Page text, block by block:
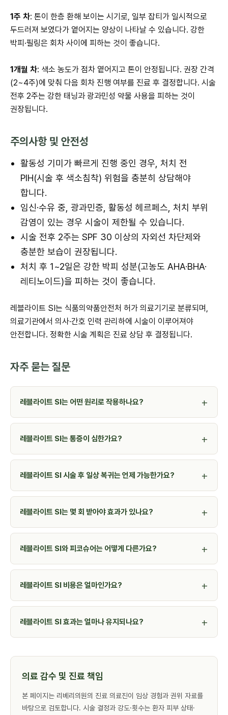
1주 차: 톤이 한층 환해 보이는 시기로, 일부 잡티가 일시적으로
두드러져 보였다가 옅어지는 양상이 나타날 수 있습니다. 강한
박피·필링은 회차 사이에 피하는 것이 좋습니다.
1개월 차: 색소 농도가 점차 옅어지고 톤이 안정됩니다. 권장 간격
(2~4주)에 맞춰 다음 회차 진행 여부를 진료 후 결정합니다. 시술
전후 2주는 강한 태닝과 광과민성 약물 사용을 피하는 것이
권장됩니다.
주의사항 및 안전성
활동성 기미가 빠르게 진행 중인 경우, 처치 전
PIH(시술 후 색소침착) 위험을 충분히 상담해야
합니다.
임신·수유 중, 광과민증, 활동성 헤르페스, 처치 부위
감염이 있는 경우 시술이 제한될 수 있습니다.
시술 전후 2주는 SPF 30 이상의 자외선 차단제와
충분한 보습이 권장됩니다.
처치 후 1~2일은 강한 박피 성분(고농도 AHA·BHA·
레티노이드)을 피하는 것이 좋습니다.
레블라이트 SI는 식품의약품안전처 허가 의료기기로 분류되며,
의료기관에서 의사·간호 인력 관리하에 시술이 이루어져야
안전합니다. 정확한 시술 계획은 진료 상담 후 결정됩니다.
자주 묻는 질문
레블라이트 SI는 어떤 원리로 작용하나요?
레블라이트 SI는 통증이 심한가요?
레블라이트 SI 시술 후 일상 복귀는 언제 가능한가요?
레블라이트 SI는 몇 회 받아야 효과가 있나요?
레블라이트 SI와 피코슈어는 어떻게 다른가요?
레블라이트 SI 비용은 얼마인가요?
레블라이트 SI 효과는 얼마나 유지되나요?
의료 감수 및 진료 책임
본 페이지는 리베리의원의 진료 의료진이 임상 경험과 권위 자료를
바탕으로 검토합니다. 시술 결정과 강도·횟수는 환자 피부 상태·